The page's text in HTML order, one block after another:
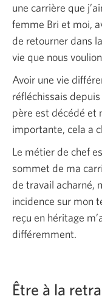
une carrière que
femme Bri et moi,
de retourner dans
vie que nous
Avoir une vie
réfléchissais
père est décédé et
importante, cela a
Le métier de chef
sommet de ma
de travail acharné,
incidence sur mon
reçu en héritage
différemment.
Être à la